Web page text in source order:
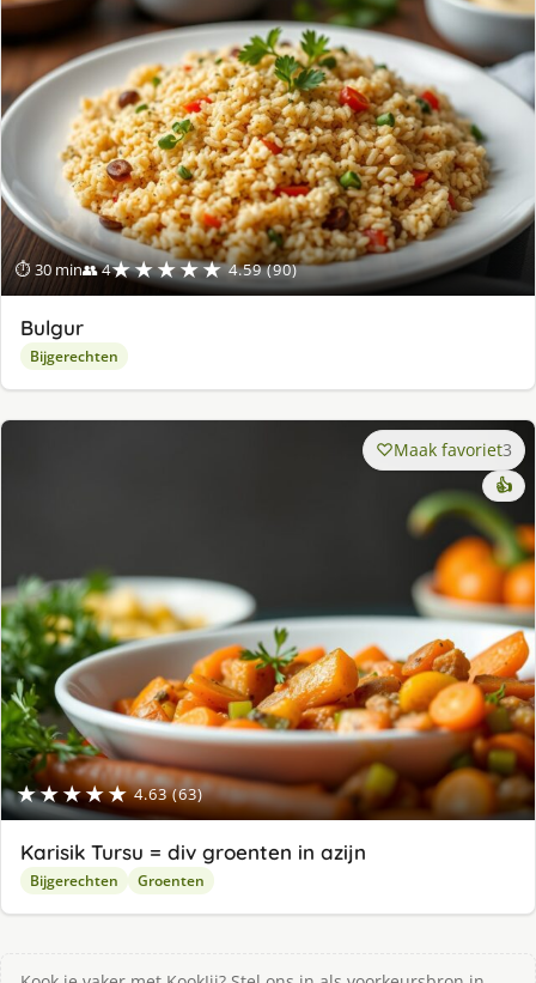
⏱ 30 min👥 4★★★★★ 4.59 (90)
Bulgur
Bijgerechten
★★★★★ 4.63 (63)
Maak favoriet3
👍
Karisik Tursu = div groenten in azijn
Bijgerechten Groenten